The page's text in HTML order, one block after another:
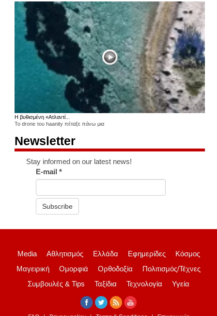
Η βυθισμένη «Ατλαντί...
Το drone του haanity πέταξε πάνω μια
Newsletter
Stay informed on our latest news!
E-mail*
Subscribe
Media Αθλητισμός Ελλάδα Εφημερίδες
Κόσμος
Μαγειρική
Ομορφιά Ορθοδοξία
Πολιτισμός/Τέχνες
Συμβουλές & Tips
Ταξίδια Τεχνολογία Υγεία